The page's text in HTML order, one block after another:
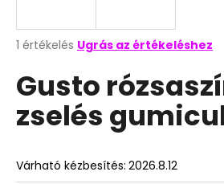
A
átlagos
értékelése
ből
1 értékelés Ugrás az értékeléshez
Gusto
zselés
Várható kézbesítés: 2026.8.12
A
á
n
l
k